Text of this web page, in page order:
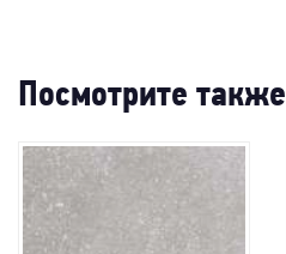
Посмотрите также